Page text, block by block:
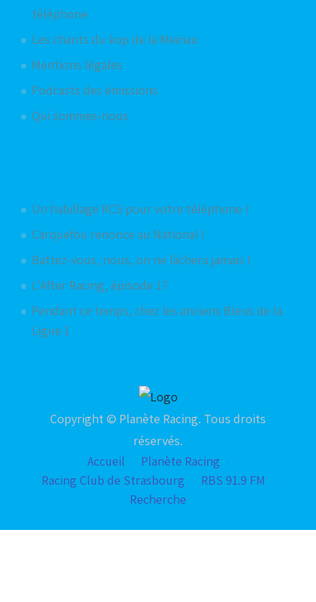
téléphone
Les chants du kop de la Meinau
Mentions légales
Podcasts des émissions
Qui sommes-nous
Un habillage RCS pour votre téléphone !
Carquefou renonce au National !
Battez-vous, nous, on ne lâchera jamais !
L'After Racing, épisode 17
Pendant ce temps, chez les anciens Bleus de la
Ligue 1
Copyright © Planète Racing. Tous droits
réservés.
Accueil
Planète Racing
Racing Club de Strasbourg
RBS 91.9 FM
Recherche